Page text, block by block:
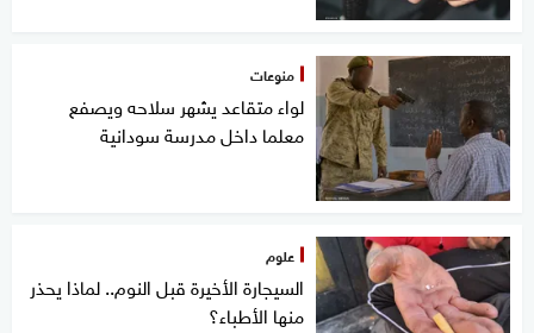
منوعات
لواء متقاعد يشهر سلاحه ويصفع
معلما داخل مدرسة سودانية
علوم
السيجارة الأخيرة قبل النوم.. لماذا يحذر
منها الأطباء؟